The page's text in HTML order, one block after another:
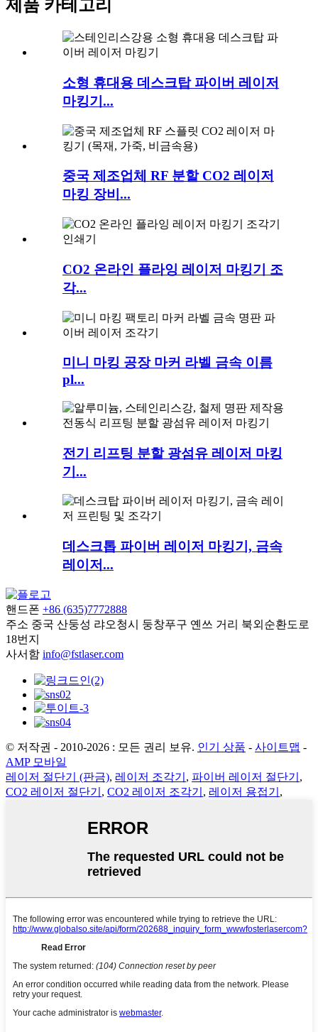
제품 카테고리
소형 휴대용 데스크탑 파이버 레이저
마킹기...
중국 제조업체 RF 분할 CO2 레이저
마킹 장비...
CO2 온라인 플라잉 레이저 마킹기 조
각...
미니 마킹 공장 마커 라벨 금속 이름
pl...
전기 리프팅 분할 광섬유 레이저 마킹
기...
데스크톱 파이버 레이저 마킹기, 금속
레이저...
핸드폰 +86 (635)7772888
주소 중국 산둥성 랴오청시 둥창푸구 옌쓰 거리 북외순환도로
18번지
사서함 info@fstlaser.com
© 저작권 - 2010-2026 : 모든 권리 보유. 인기 상품 - 사이트맵 -
AMP 모바일
레이저 절단기 (판금), 레이저 조각기 , 파이버 레이저 절단기 ,
CO2 레이저 절단기 , CO2 레이저 조각기 , 레이저 용접기 ,